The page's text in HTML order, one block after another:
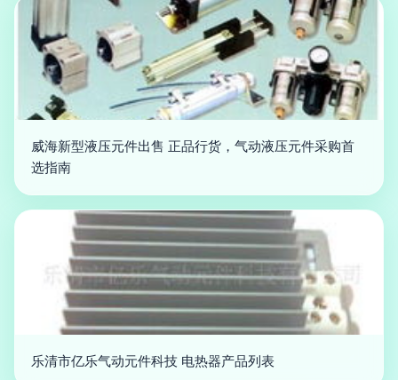
威海新型液压元件出售 正品行货，气动液压元件采购首
选指南
乐清市亿乐气动元件科技 电热器产品列表